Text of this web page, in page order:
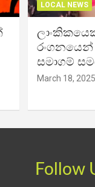
LOCAL NEWS
රංගනයෙන්
සමාගම්
March 18, 2025
Follow